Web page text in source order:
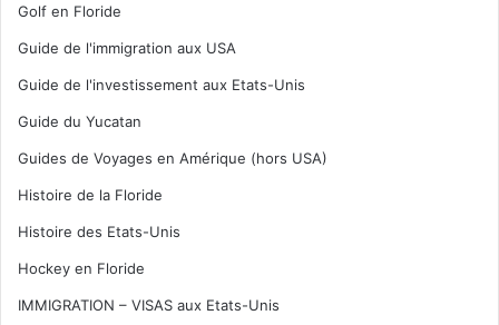
Golf en Floride
Guide de l'immigration aux USA
Guide de l'investissement aux Etats-Unis
Guide du Yucatan
Guides de Voyages en Amérique (hors USA)
Histoire de la Floride
Histoire des Etats-Unis
Hockey en Floride
IMMIGRATION – VISAS aux Etats-Unis